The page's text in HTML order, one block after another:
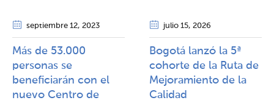
septiembre 12, 2023
Más de 53.000
personas se
beneficiarán con el
nuevo Centro de
julio 15, 2026
Bogotá lanzó la 5ª
cohorte de la Ruta de
Mejoramiento de la
Calidad​​